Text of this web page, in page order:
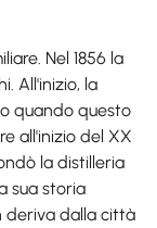
Nel 1856 la
All'inizio, la
quando questo
all'inizio del XX
la distilleria
sua storia
deriva dalla città